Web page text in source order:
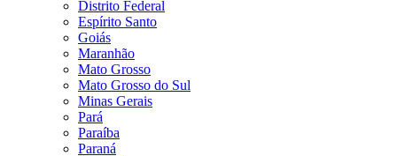
Distrito Federal
Espírito Santo
Goiás
Maranhão
Mato Grosso
Mato Grosso do Sul
Minas Gerais
Pará
Paraíba
Paraná